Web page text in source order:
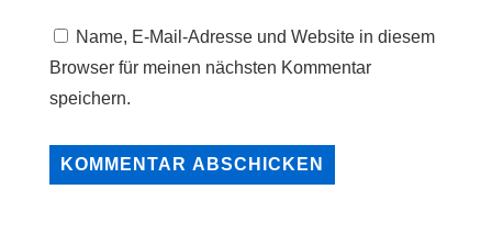
Name, E-Mail-Adresse und Website in diesem
Browser für meinen nächsten Kommentar
speichern.